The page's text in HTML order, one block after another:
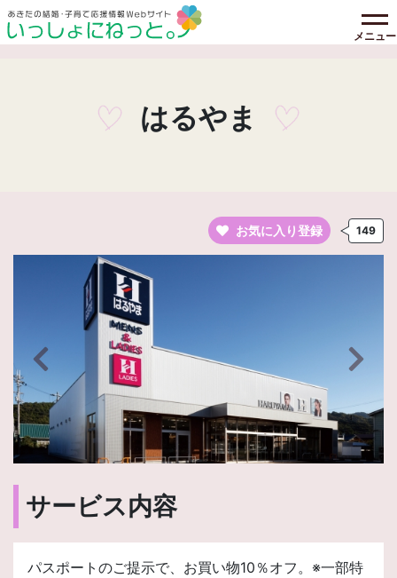
メニュー
はるやま
お気に入り登録 149
前の画像へ 次の
サービス内容
パスポートのご提示で、お買い物10％オフ。※一部特